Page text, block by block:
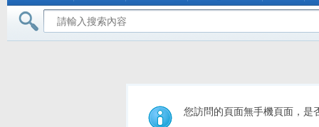
您訪問的頁面無手機頁面，是